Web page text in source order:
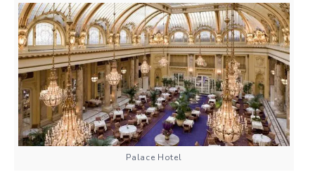
Palace Hotel